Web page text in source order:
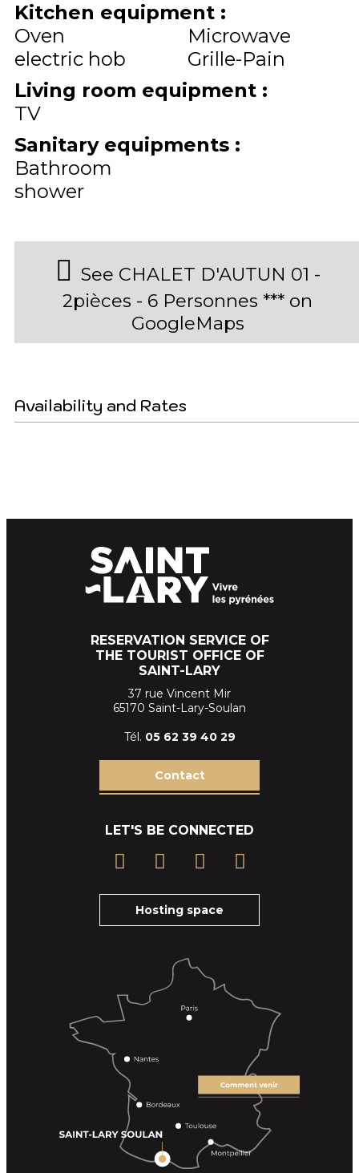
Kitchen equipment :
Oven
Microwave
electric hob
Grille-Pain
Living room equipment :
TV
Sanitary equipments :
Bathroom
shower
See CHALET D'AUTUN 01 -
2pièces - 6 Personnes *** on
GoogleMaps
Availability and Rates
RESERVATION SERVICE OF
THE TOURIST OFFICE OF
SAINT-LARY
37 rue Vincent Mir
65170 Saint-Lary-Soulan
Tél. 05 62 39 40 29
Contact
LET'S BE CONNECTED
Hosting space